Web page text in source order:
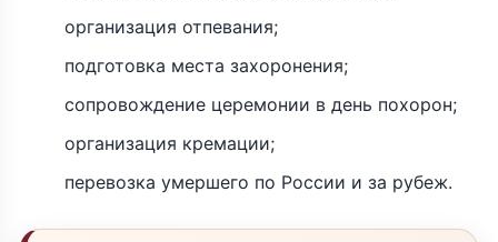
организация отпевания;
подготовка места захоронения;
сопровождение церемонии в день похорон;
организация кремации;
перевозка умершего по России и за рубеж.